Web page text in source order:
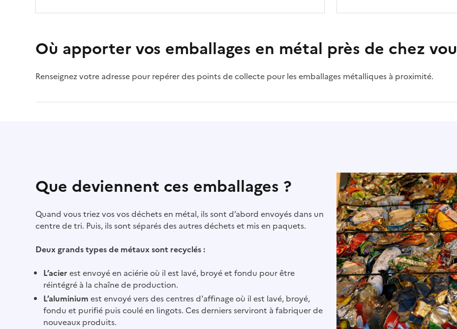
Où apporter vos emballages en métal près de chez
Renseignez votre adresse pour repérer des points de collecte pour les emballages métalliques à proximité.
Que deviennent ces emballages ?
Quand vous triez vos vos déchets en métal, ils sont d’abord envoyés dans un
centre de tri. Puis, ils sont séparés des autres déchets et mis en paquets.
Deux grands types de métaux sont recyclés :
L’acier est envoyé en aciérie où il est lavé, broyé et fondu pour être
réintégré à la chaîne de production.
L’aluminium est envoyé vers des centres d'affinage où il est lavé, broyé,
fondu et purifié puis coulé en lingots. Ces derniers serviront à fabriquer de
nouveaux produits.